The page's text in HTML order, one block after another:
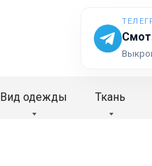
Вид одежды Ткань